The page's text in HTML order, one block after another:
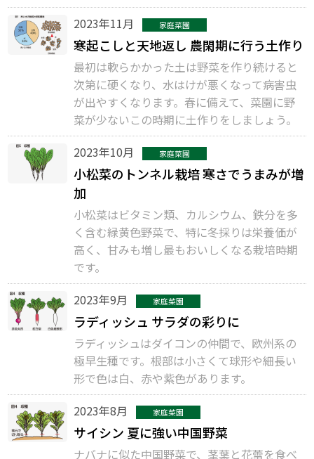
2023年11月
家庭菜園
寒起こしと天地返し 農閑期に行う土作り
最初は軟らかかった土は野菜を作り続けると
次第に硬くなり、水はけが悪くなって病害虫
が出やすくなります。春に備えて、菜園に野
菜が少ないこの時期に土作りをしましょう。
2023年10月
家庭菜園
小松菜のトンネル栽培 寒さでうまみが増
加
小松菜はビタミン類、カルシウム、鉄分を多
く含む緑黄色野菜で、特に冬採りは栄養価が
高く、甘みも増し最もおいしくなる栽培時期
です。
2023年9月
家庭菜園
ラディッシュ サラダの彩りに
ラディッシュはダイコンの仲間で、欧州系の
極早生種です。根部は小さくて球形や細長い
形で色は白、赤や紫色があります。
2023年8月
家庭菜園
サイシン 夏に強い中国野菜
ナバナに似た中国野菜で、茎葉と花蕾を食べ